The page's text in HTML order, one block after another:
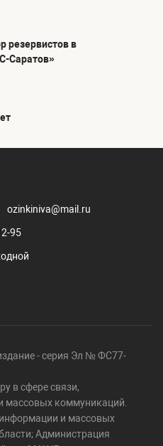
резервистов в
Саратов»
ozinkiniva@mail.ru
95
- серия Эл № ФС77-
в сфере связи,
массовых коммуникаций.
и массовых
Администрация